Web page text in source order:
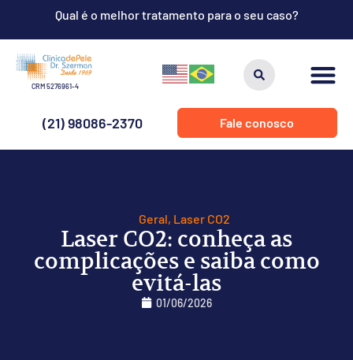
CRM 5276961-4
(21) 98086-2370 Fale conosco
Geral, Laser CO2
Laser CO2: conheça as
complicações e saiba como
evitá-las
01/06/2026
Qual é o melhor tratamento para o seu caso?